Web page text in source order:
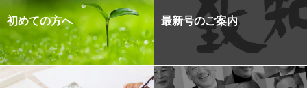
初めての方へ 最新号のご案内